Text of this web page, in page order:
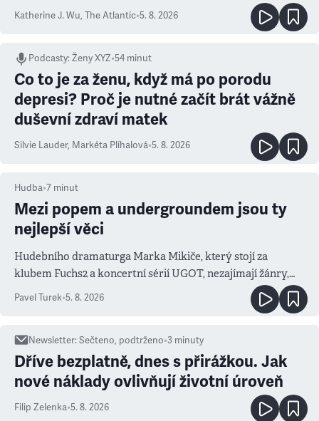
Katherine J. Wu, The Atlantic•5. 8. 2026
Podcasty:Ženy XYZ•54 minut
Co to je za ženu, když má po porodu
depresi? Proč je nutné začít brát vážně
duševní zdraví matek
Silvie Lauder, Markéta Plíhalová•5. 8. 2026
Hudba•7 minut
Mezi popem a undergroundem jsou ty
nejlepší věci
Hudebního dramaturga Marka Mikiče, který stojí za
klubem Fuchs2 a koncertní sérií UGOT, nezajímají žánry,
ale atmosféra
Pavel Turek•5. 8. 2026
Newsletter:Sečteno, podtrženo•3 minuty
Dříve bezplatně, dnes s přirážkou. Jak
nové náklady ovlivňují životní úroveň
Filip Zelenka•5. 8. 2026